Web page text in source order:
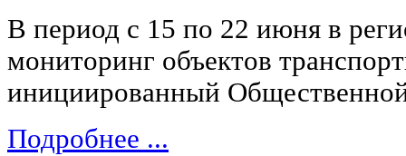
В период с 15 по 22 июня в
мониторинг объектов
инициированный
Подробнее ...